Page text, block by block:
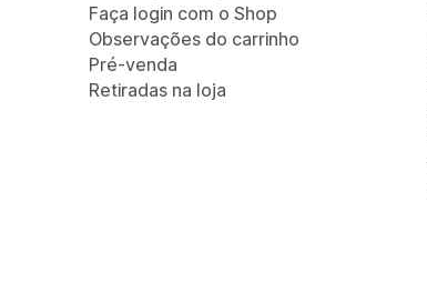
Faça login com o Shop
Observações do carrinho
Pré-venda
Retiradas na loja